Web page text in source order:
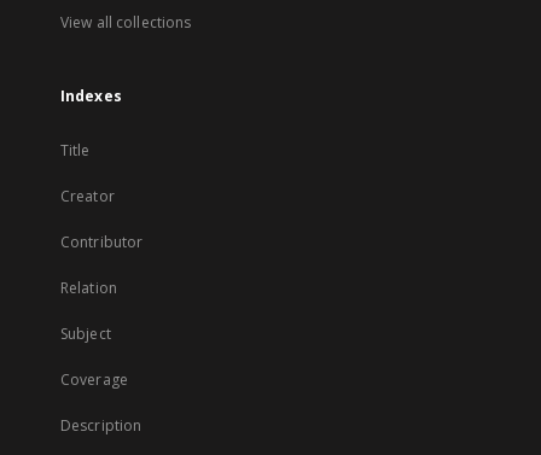
View all collections
Indexes
Title
Creator
Contributor
Relation
Subject
Coverage
Description